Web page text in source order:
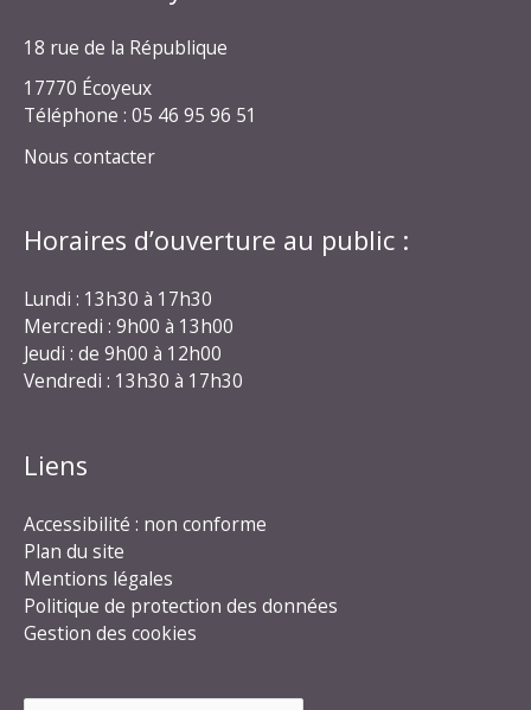
18 rue de la République
17770 Écoyeux
Téléphone : 05 46 95 96 51
Nous contacter
Horaires d’ouverture au public :
Lundi : 13h30 à 17h30
Mercredi : 9h00 à 13h00
Jeudi : de 9h00 à 12h00
Vendredi : 13h30 à 17h30
Liens
Accessibilité : non conforme
Plan du site
Mentions légales
Politique de protection des données
Gestion des cookies